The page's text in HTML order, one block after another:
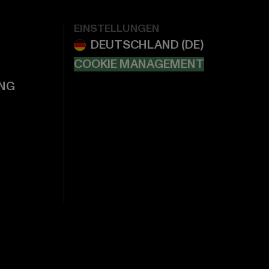
EINSTELLUNGEN
COOKIE MANAGEMENT